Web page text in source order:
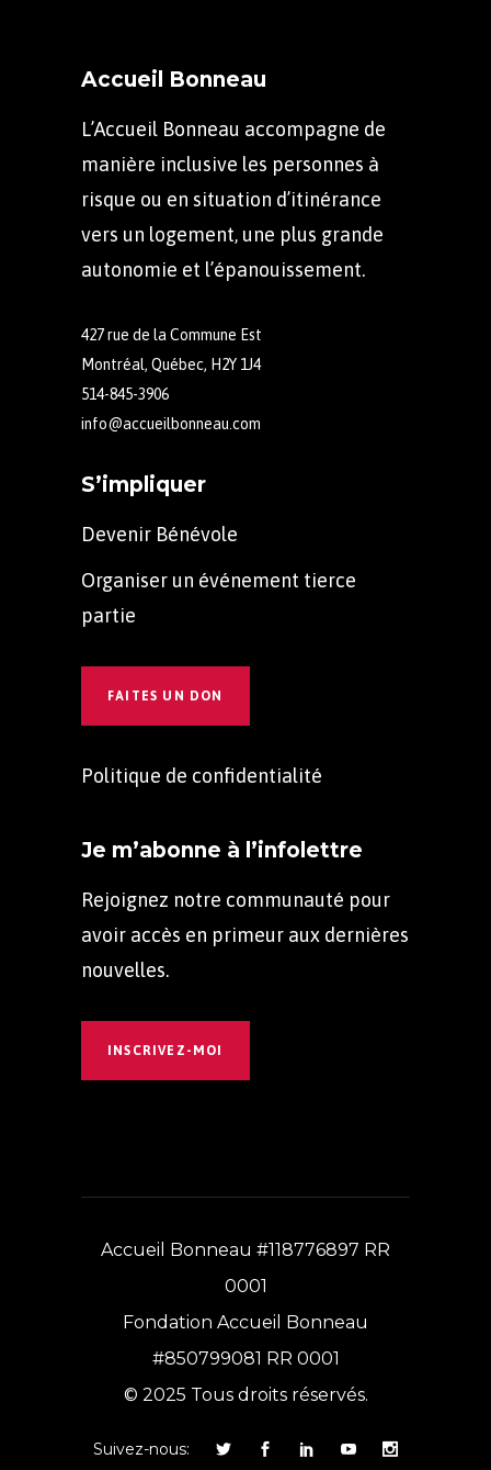
Accueil Bonneau
L’Accueil Bonneau accompagne de
manière inclusive les personnes à
risque ou en situation d’itinérance
vers un logement, une plus grande
autonomie et l’épanouissement.
427 rue de la Commune Est
Montréal, Québec, H2Y 1J4
514-845-3906
info@accueilbonneau.com
S’impliquer
Devenir Bénévole
Organiser un événement tierce
partie
FAITES UN DON
Politique de confidentialité
Je m’abonne à l’infolettre
Rejoignez notre communauté pour
avoir accès en primeur aux dernières
nouvelles.
INSCRIVEZ-MOI
Accueil Bonneau #118776897 RR
0001
Fondation Accueil Bonneau
#850799081 RR 0001
© 2025 Tous droits réservés.
Suivez-nous: